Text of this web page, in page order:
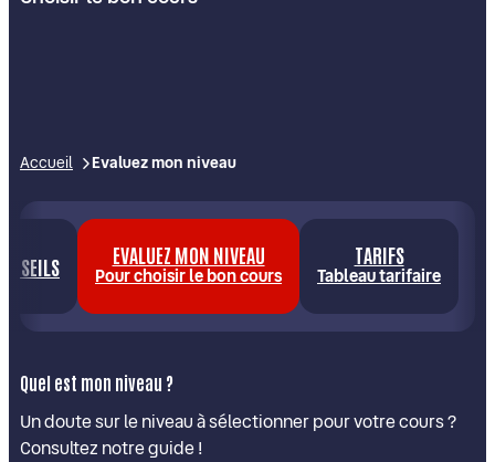
Accueil Evaluez mon niveau
EVALUEZ MON NIVEAU
Pour choisir le bon cours
TARIFS
Tableau tarifaire
Quel est mon niveau ?
Un doute sur le niveau à sélectionner pour votre cours ?
Consultez notre guide !